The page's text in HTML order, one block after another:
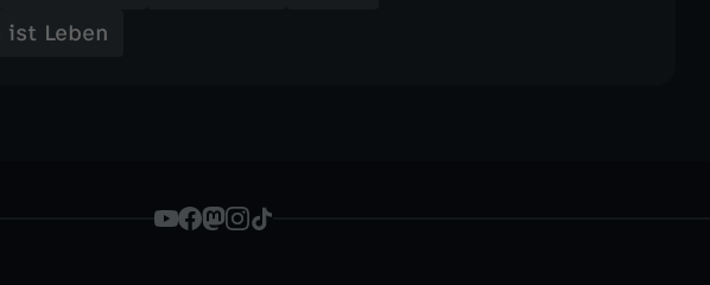
ist Leben